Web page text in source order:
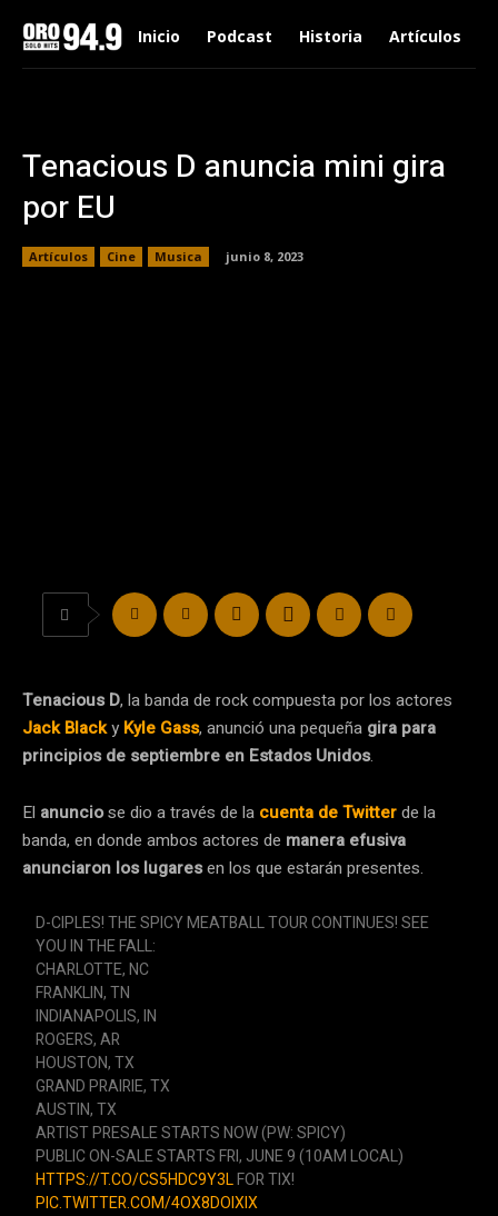
Inicio Podcast Historia Artículos
Tenacious D anuncia mini gira
por EU
Artículos Cine Musica junio 8, 2023
Tenacious D, la banda de rock compuesta por los actores
Jack Blacky Kyle Gass, anunció una pequeña gira para
principios de septiembre en Estados Unidos.
El anunciose dio a través de la cuenta de Twitterde la
banda, en donde ambos actores de manera efusiva
anunciaron los lugaresen los que estarán presentes.
D-CIPLES! THE SPICY MEATBALL TOUR CONTINUES! SEE
YOU IN THE FALL:
CHARLOTTE, NC
FRANKLIN, TN
INDIANAPOLIS, IN
ROGERS, AR
HOUSTON, TX
GRAND PRAIRIE, TX
AUSTIN, TX
ARTIST PRESALE STARTS NOW (PW: SPICY)
PUBLIC ON-SALE STARTS FRI, JUNE 9 (10AM LOCAL)
HTTPS://T.CO/CS5HDC9Y3LFOR TIX!
PIC.TWITTER.COM/4OX8DOIXIX